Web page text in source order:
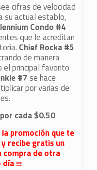
cifras de velocidad
su actual establo,
Condo #4
que le acreditan
Chief Rocka #5
de manera
el principal favorito
#7se hace
por varias de
cada $0.50
promoción que te
recibe gratis un
compra de otra
:::